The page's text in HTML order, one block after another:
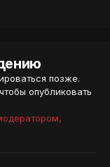
позже.
опубликовать